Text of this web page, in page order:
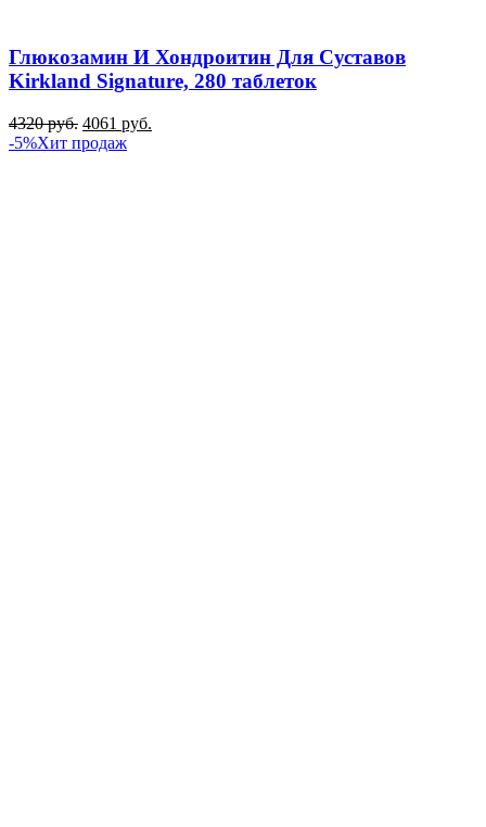
Глюкозамин И Хондроитин Для Суставов
Kirkland Signature, 280 таблеток
4320руб. 4061 руб.
-5%Хит продаж